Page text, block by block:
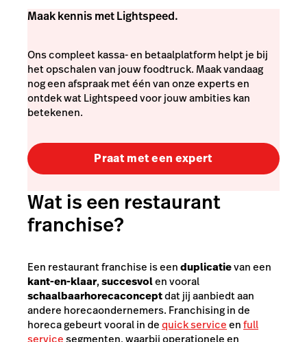
Maak kennis met Lightspeed.
Ons compleet kassa- en betaalplatform helpt je bij
het opschalen van jouw foodtruck. Maak vandaag
nog een afspraak met één van onze experts en
ontdek wat Lightspeed voor jouw ambities kan
betekenen.
Praat met een expert
Wat is een restaurant
franchise?
Een restaurant franchise is eenduplicatievan een
kant-en-klaar,succesvolen vooral
schaalbaarhorecaconceptdat jij aanbiedt aan
andere horecaondernemers. Franchising in de
horeca gebeurt vooral in dequick serviceenfull
servicesegmenten, waarbij operationele en